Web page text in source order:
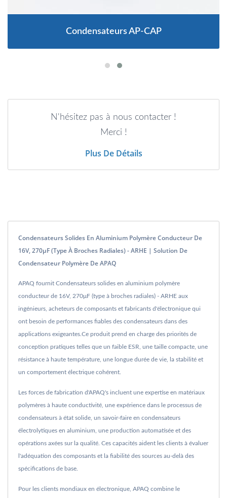
Condensateurs AP-CAP
N'hésitez pas à nous contacter !
Merci !
Plus De Détails
Condensateurs Solides En Aluminium Polymère Conducteur De
16V, 270μF (type À Broches Radiales) - ARHE | Solution De
Condensateur Polymère De APAQ
APAQ fournit Condensateurs solides en aluminium polymère
conducteur de 16V, 270μF (type à broches radiales) - ARHE aux
ingénieurs, acheteurs de composants et fabricants d'électronique qui
ont besoin de performances fiables des condensateurs dans des
applications exigeantes.Ce produit prend en charge des priorités de
conception pratiques telles que un faible ESR, une taille compacte, une
résistance à haute température, une longue durée de vie, la stabilité et
un comportement électrique cohérent.
Les forces de fabrication d'APAQ's incluent une expertise en matériaux
polymères à haute conductivité, une expérience dans le processus de
condensateurs à état solide, un savoir-faire en condensateurs
électrolytiques en aluminium, une production automatisée et des
opérations axées sur la qualité. Ces capacités aident les clients à évaluer
l'adéquation des composants et la fiabilité des sources au-delà des
spécifications de base.
Pour les clients mondiaux en électronique, APAQ combine le